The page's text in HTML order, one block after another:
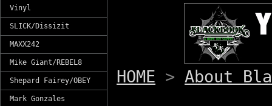
Vinyl
SLICK/Dissizit
MAXX242
Mike Giant/REBEL8
Shepard Fairey/OBEY
Mark Gonzales
HOME > About